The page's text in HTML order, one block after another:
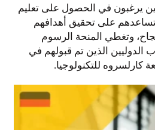
يرغبون في الحصول على تعليم
على تحقيق أهدافهم
ونجاح، وتغطي المنحة الرسوم
الدوليين الذين تم قبولهم في
كارلسروه للتكنولوجيا.